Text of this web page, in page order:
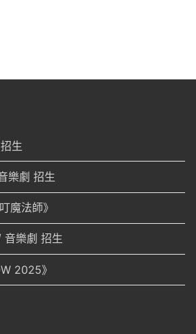
生
樂劇 招生
魔法師》
樂劇 招生
2025》